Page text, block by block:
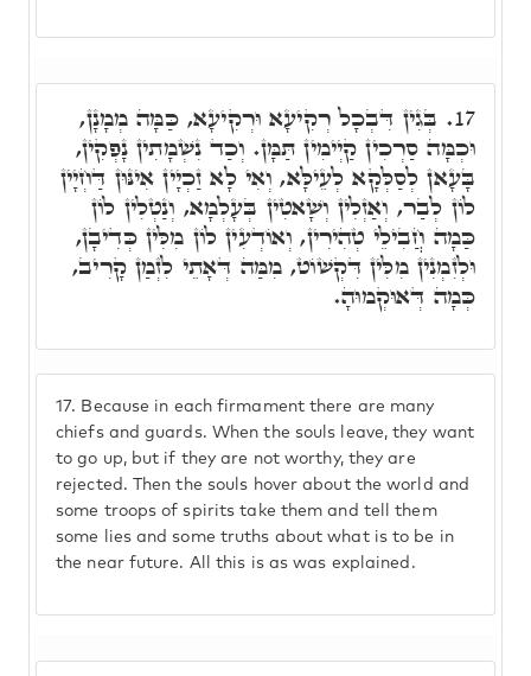
17. Because in each firmament there are many
chiefs and guards. When the souls leave, they want
to go up, but if they are not worthy, they are
rejected. Then the souls hover about the world and
some troops of spirits take them and tell them
some lies and some truths about what is to be in
the near future. All this is as was explained.
17. בְּגִין דִּבְכָל רְקִיעָא וּרְקִיעָא, כַּמָּה מְמָנָן,
וּכְמָּה סַרְכִין קַיְימִין תַּמָּן. וְכַד נִשְׁמָתִין נָפְקִין,
בָּעָאן לְסַלְּקָא לְעֵילָּא, וְאִי לָא זַכְיָין אִינּוּן דַּחְיָין
לוֹן לְבַר, וְאַזְלִין וְשָׁאטִין בְּעָלְמָא, וְנַטְלִין לוֹן
כַּמָה חֲבִילֵי טְהִירִין, וְאוֹדְעִין לוֹן מִלִּין כְּדִיבָן,
וּלְזִמְנִין מִלִּין דִּקְשׁוֹט, מִמַּה דְּאָתֵי לִזְמַן קָרִיב,
כְּמָה דְּאוּקְמוּהָ.